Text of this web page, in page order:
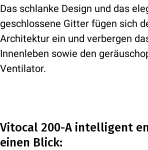
Das schlanke Design und das
geschlossene Gitter fügen sich
Architektur ein und verbergen
Innenleben sowie den
Ventilator.
Vitocal 200-A intelligent
einen Blick: